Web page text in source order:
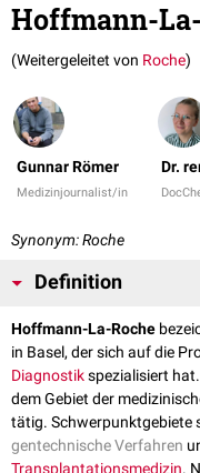
Hoffmann-
(Weitergeleitet von Roche)
Gunnar Römer
Medizinjournalist/in
Dr.
Synonym: Roche
Definition
Hoffmann-La-Roche
in Basel, der sich auf die
Diagnostikspezialisiert
dem Gebiet der
tätig. Schwerpunktgebiete
gentechnische Verfahren
Transplantationsmedizin.